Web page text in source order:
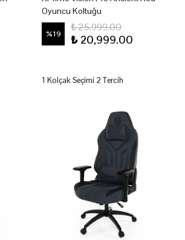
Oyuncu Koltuğu
%19
₺ 25,999.00
₺ 20,999.00
1 Kolçak Seçimi 2 Tercih